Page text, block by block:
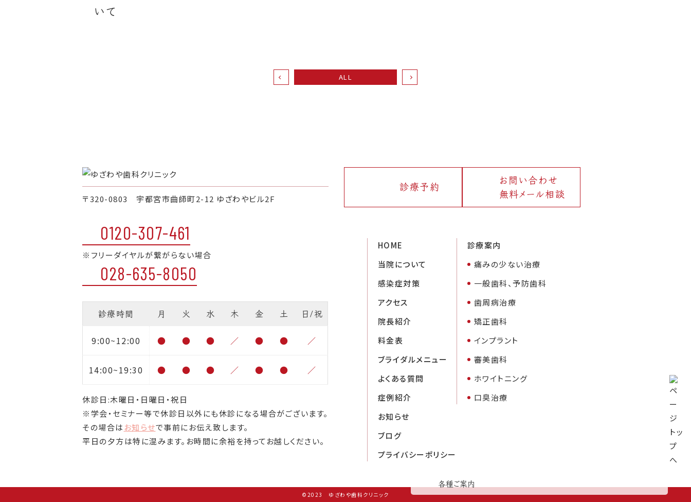
いて
ALL
〒320-0803 宇都宮市曲師町2-12 ゆざわやビル2F
0120-307-461
※フリーダイヤルが繋がらない場合
028-635-8050
診療時間 月 火 水 木 金 土 日/祝
9:00~12:00 ● ● ● ／ ● ● ／
14:00~19:30 ● ● ● ／ ● ● ／
休診日:木曜日・日曜日・祝日
※学会・セミナー等で休診日以外にも休診になる場合がございます。
その場合は お知らせで事前にお伝え致します。
平日の夕方は特に混みます。お時間に余裕を持ってお越しください。
診療予約
お問い合わせ
無料メール相談
HOME
当院について
感染症対策
アクセス
院長紹介
料金表
ブライダルメニュー
よくある質問
症例紹介
お知らせ
ブログ
プライバシーポリシー
診療案内
痛みの少ない治療
一般歯科、予防歯科
歯周病治療
矯正歯科
インプラント
審美歯科
ホワイトニング
口臭治療
©2023 ゆざわや歯科クリニック
各種ご案内